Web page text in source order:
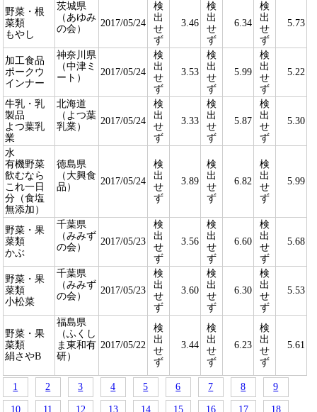
野菜・根
菜類
もやし
茨城県
（あゆみ
の会）
2017/05/24
検
出
せ
ず
3.46
検
出
せ
ず
6.34
検
出
せ
ず
5.73
加工食品
ポークウ
インナー
神奈川県
（中津ミ
ート）
2017/05/24
検
出
せ
ず
3.53
検
出
せ
ず
5.99
検
出
せ
ず
5.22
牛乳・乳
製品
よつ葉乳
業
北海道
（よつ葉
乳業）
2017/05/24
検
出
せ
ず
3.33
検
出
せ
ず
5.87
検
出
せ
ず
5.30
水
有機野菜
飲むなら
これ一日
分（食塩
無添加）
徳島県
（大興食
品）
2017/05/24
検
出
せ
ず
3.89
検
出
せ
ず
6.82
検
出
せ
ず
5.99
野菜・果
菜類
かぶ
千葉県
（みみず
の会）
2017/05/23
検
出
せ
ず
3.56
検
出
せ
ず
6.60
検
出
せ
ず
5.68
野菜・果
菜類
小松菜
千葉県
（みみず
の会）
2017/05/23
検
出
せ
ず
3.60
検
出
せ
ず
6.30
検
出
せ
ず
5.53
野菜・果
菜類
絹さやB
福島県
（ふくし
ま東和有
研）
2017/05/22
検
出
せ
ず
3.44
検
出
せ
ず
6.23
検
出
せ
ず
5.61
1 2 3 4 5 6 7 8 9
10 11 12 13 14 15 16 17 18